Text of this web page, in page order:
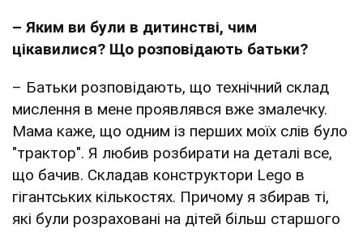
– Яким ви були в дитинстві, чим
цікавилися? Що розповідають батьки?
– Батьки розповідають, що технічний склад
мислення в мене проявлявся вже змалечку.
Мама каже, що одним із перших моїх слів було
"трактор". Я любив розбирати на деталі все,
що бачив. Складав конструктори Lego в
гігантських кількостях. Причому я збирав ті,
які були розраховані на дітей більш старшого